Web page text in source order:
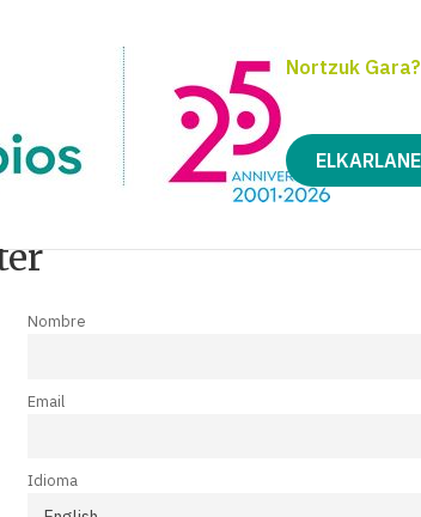
Nortzuk Gara?
Nombre
Email
Idioma